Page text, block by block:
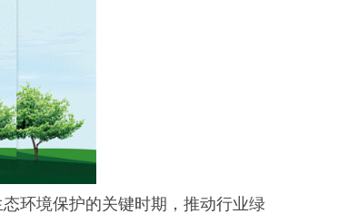
环境保护的关键时期，推动行业绿